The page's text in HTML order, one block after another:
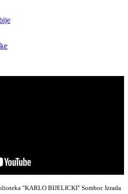
"KARLO BIJELICKI" Sombor. Izrada